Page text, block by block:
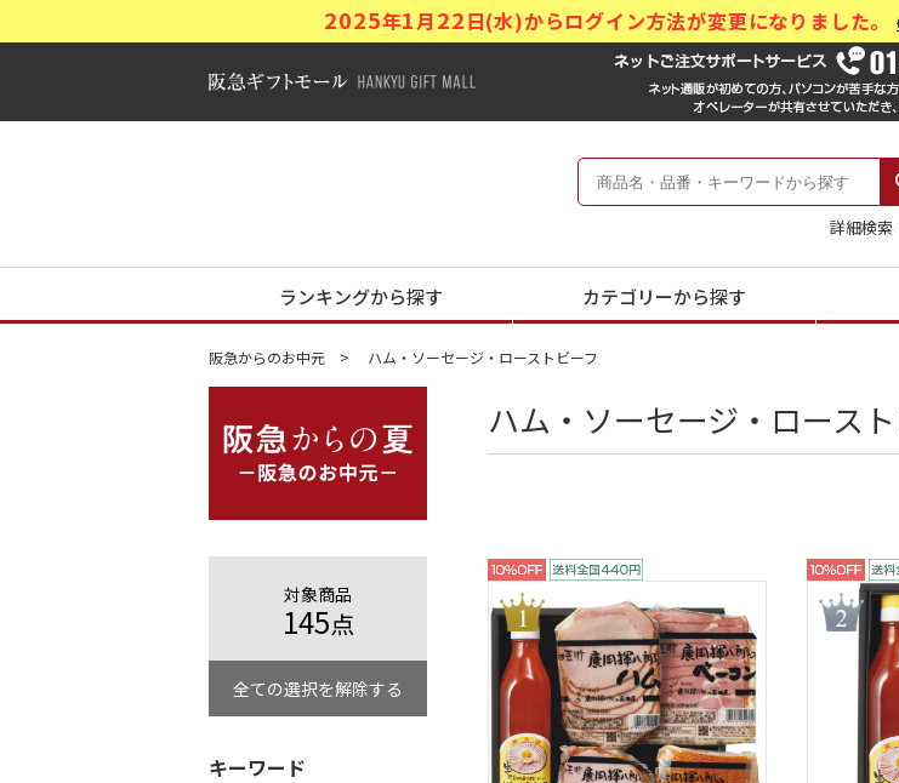
2025年1月22日(水)からログイン方法が変更になりました。
阪急ギフトモール Hankyu Gift Mall
阪急からの夏 -阪急のお中元-
詳細検索
ランキングから探す カテゴリーから探す
阪急からのお中元 ハム・ソーセージ・ローストビーフ
ハム・ソーセージ・ロース
対象商品
145点
全ての選択を解除する
キーワード